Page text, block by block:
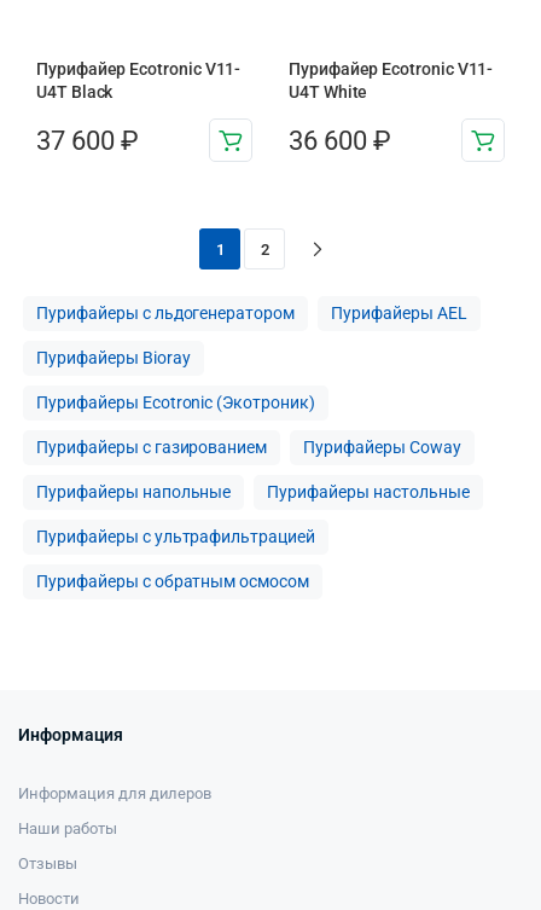
Пурифайер Ecotronic V11-
U4T Black
37 600 ₽
Пурифайер Ecotronic V11-
U4T White
36 600 ₽
1 2
Пурифайеры с льдогенератором Пурифайеры AEL
Пурифайеры Bioray
Пурифайеры Ecotronic (Экотроник)
Пурифайеры с газированием Пурифайеры Coway
Пурифайеры напольные Пурифайеры настольные
Пурифайеры с ультрафильтрацией
Пурифайеры с обратным осмосом
Информация
Информация для дилеров
Наши работы
Отзывы
Новости